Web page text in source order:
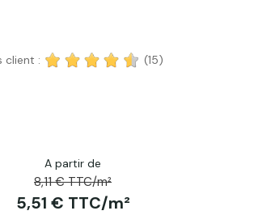
client : (15)
A partir de
8,11 € TTC/m²
5,51 € TTC/m²